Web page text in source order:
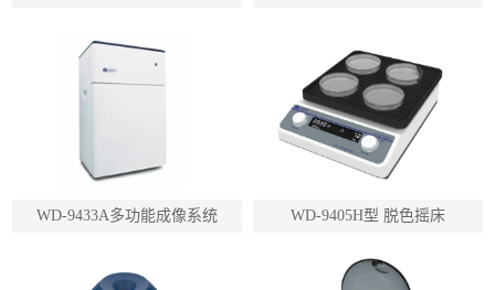
WD-9433A多功能成像系统 WD-9405H型 脱色摇床